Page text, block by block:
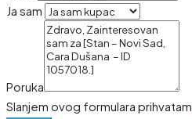
Ja sam
Poruka
Slanjem ovog formulara prihvatam